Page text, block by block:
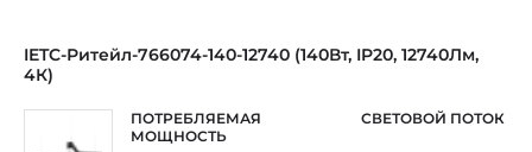
IETC-Ритейл-766074-140-12740 (140Вт, IP20, 12740Лм,
4К)